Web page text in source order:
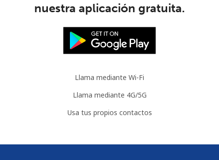
nuestra aplicación gratuita.
Llama mediante Wi-Fi
Llama mediante 4G/5G
Usa tus propios contactos